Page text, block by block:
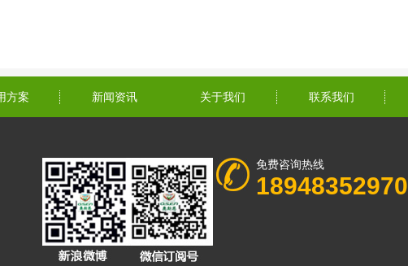
方案 新闻资讯 关于我们 联系我们
免费咨询热线
18948352970